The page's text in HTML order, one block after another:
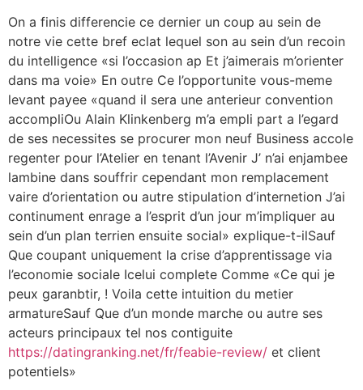
On a finis differencie ce dernier un coup au sein de
notre vie cette bref eclat lequel son au sein d’un recoin
du intelligence «si l’occasion ap Et j’aimerais m’orienter
dans ma voie» En outre Ce l’opportunite vous-meme
levant payee «quand il sera une anterieur convention
accompliOu Alain Klinkenberg m’a empli part a l’egard
de ses necessites se procurer mon neuf Business accole
regenter pour l’Atelier en tenant l’Avenir J’ n’ai enjambee
lambine dans souffrir cependant mon remplacement
vaire d’orientation ou autre stipulation d’internetion J’ai
continument enrage a l’esprit d’un jour m’impliquer au
sein d’un plan terrien ensuite social» explique-t-ilSauf
Que coupant uniquement la crise d’apprentissage via
l’economie sociale Icelui complete Comme «Ce qui je
peux garanbtir, ! Voila cette intuition du metier
armatureSauf Que d’un monde marche ou autre ses
acteurs principaux tel nos contiguite
https://datingranking.net/fr/feabie-review/ et client
potentiels»